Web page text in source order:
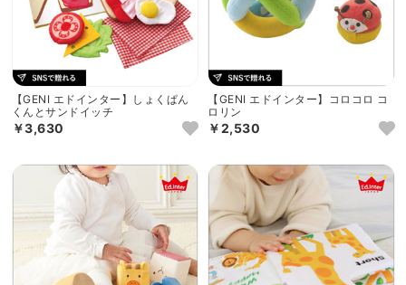
【GENI エドインター】しょくぱん
くんとサンドイッチ
￥3,630
【GENI エドインター】コロコロ コ
ロリン
￥2,530